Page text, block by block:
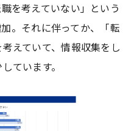
を考えていない」という
。それに伴ってか、「転
えていて、情報収集をし
ています。